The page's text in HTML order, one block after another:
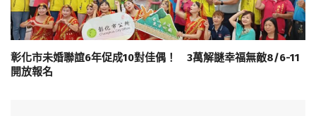
彰化市未婚聯誼6年促成10對佳偶！ 3萬解謎幸福無敵8/6-11
開放報名